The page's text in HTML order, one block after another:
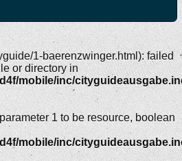
1-baerenzwinger.html): failed
or directory in
mobile/inc/
1 to be resource, boolean
mobile/inc/